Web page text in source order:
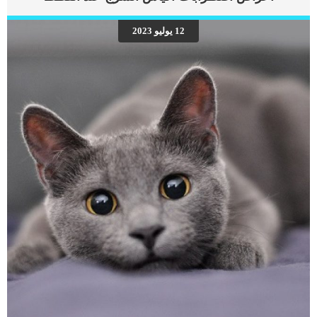
الشديد لعملية استئصال عضلة الحق فانه سيضع لنفسه نهج يسير عليه ليثبت فاعلية
العملية. فى بداية الامر سيحتاج على عمل بعض تحاليل البول والدم للتأكد من قدرة القطة
الصحية لتحمل الجراحة والتخدير العام. سيتم حلاقة الشعر عند منطقة الرأس والرقبة.كما
[…]
12 يوليو 2023